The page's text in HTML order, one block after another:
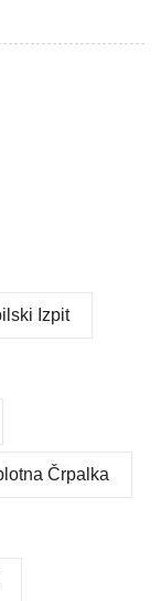
Izpit
Črpalka